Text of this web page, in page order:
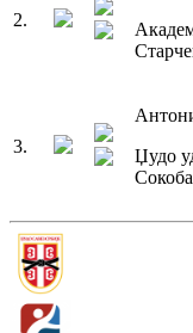
2.
3.
Џудо